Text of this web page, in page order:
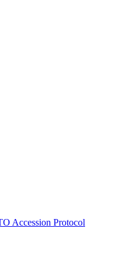
Accession Protocol